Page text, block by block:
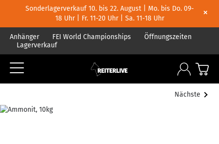
Sonderlagerverkauf 10. bis 22. August | Mo. bis Do. 09-
18 Uhr | Fr. 11-20 Uhr | Sa. 11-18 Uhr
×
Anhänger FEI World Championships
Öffnungszeiten
Lagerverkauf
Nächste